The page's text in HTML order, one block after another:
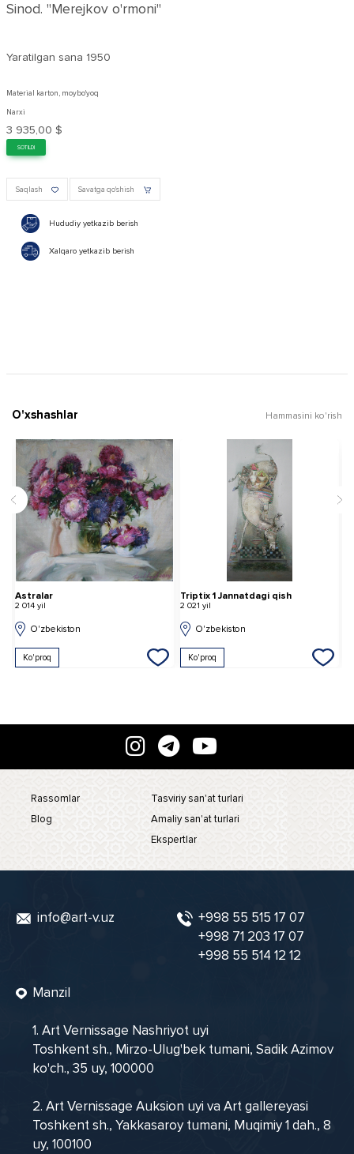
Sinod. "Merejkov o'rmoni"
Yaratilgan sana 1950
Material karton, moybo'yoq
Narxi
3 935,00 $
SOTILDI
Saqlash Savatga qo'shish
Hududiy yetkazib berish
Xalqaro yetkazib berish
O'xshashlar Hammasini ko'rish
Astralar
2 014 yil
O'zbekiston
Ko'proq
Triptix 1 Jannatdagi qish
2 021 yil
O'zbekiston
Ko'proq
Rassomlar
Blog
Tasviriy san'at turlari
Amaliy san'at turlari
Ekspertlar
info@art-v.uz
+998 55 515 17 07
+998 71 203 17 07
+998 55 514 12 12
Manzil
1. Art Vernissage Nashriyot uyi
Toshkent sh., Mirzo-Ulug'bek tumani, Sadik Azimov
ko'ch., 35 uy, 100000
2. Art Vernissage Auksion uyi va Art gallereyasi
Toshkent sh., Yakkasaroy tumani, Muqimiy 1 dah., 8
uy, 100100